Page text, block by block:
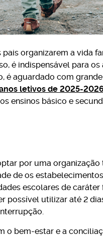
organizarem a vida
é indispensável para
é aguardado com
letivos de 2025-
ensinos básico e
por uma
de os
escolares de
possível utilizar até 2
o bem-estar e a